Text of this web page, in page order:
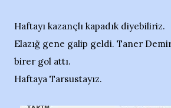
Haftayı kazançlı kapadık diyebiliriz.
Elazığ gene galip geldi. Taner
birer gol attı.
Haftaya Tarsustayız.